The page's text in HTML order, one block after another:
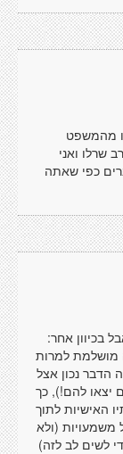
מהמשפט
שרלו ואני
כפי שאתה
בכיוון אחר:
מושלמת למרות
הדבר נכון אצל
יצאו להם!), כך
האישיות לתוך
(ולא
לשים לב לזה)